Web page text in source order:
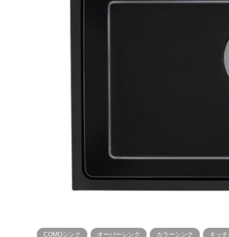
COMOシンク オーバーシンク カラーシンク キッ